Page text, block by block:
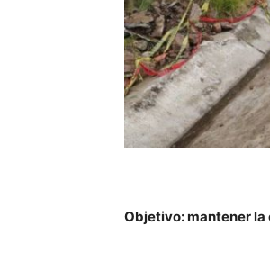
Objetivo: mantener